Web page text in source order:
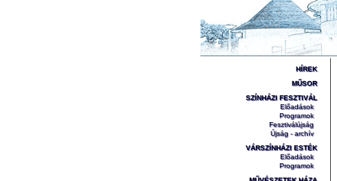
HÍREK
MŰSOR
SZÍNHÁZI FESZTIVÁL
Előadások
Programok
Fesztiválújság
Újság - archív
VÁRSZÍNHÁZI ESTÉK
Előadások
Programok